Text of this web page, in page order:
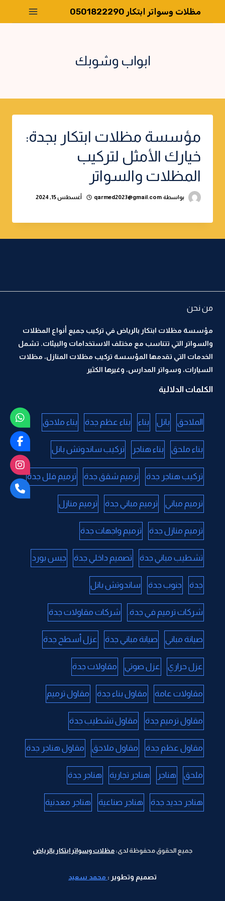
مظلات وسواتر ابتكار 0501822290
ابواب وشوبك
مؤسسة مظلات ابتكار بجدة:
خيارك الأمثل لتركيب
المظلات والسواتر
بواسطة qarmed2023@gmail.com أغسطس 15, 2024
من نحن
مؤسسة مظلات ابتكار بالرياض في تركيب جميع أنواع المظلات
والسواتر التي تتناسب مع مختلف الاستخدامات والبيئات. تشمل
الخدمات التي تقدمها المؤسسة تركيب مظلات المنازل، مظلات
السيارات، وسواتر المدارس، وغيرها الكثير
الكلمات الدلالية
الملاحق بانل بناء بناء عظم جدة بناء ملاحق
بناء ملحق بناء هناجر تركيب ساندوتش بانل
تركيب هناجر جدة ترميم شقق جدة ترميم فلل جدة
ترميم مباني ترميم مباني جدة ترميم منازل
ترميم منازل جدة ترميم واجهات جدة
تشطيب مباني جدة تصميم داخلي جدة جبس بورد
جدة جنوب جدة ساندوتش بانل
شركات ترميم في جدة. شركات مقاولات جدة
صيانة مباني صيانة مباني جدة عزل أسطح جدة
عزل حراري عزل صوتي مقاولات جدة
مقاولات عامة مقاول بناء جدة مقاول ترميم
مقاول ترميم جدة مقاول تشطيب جدة
مقاول عظم جدة مقاول ملاحق مقاول هناجر جدة
ملحق هناجر هناجر تجارية هناجر جدة
هناجر حديد جدة هناجر صناعية هناجر معدنية
جميع الحقوق محفوظة لدى: مظلات وسواتر ابتكار بالرياض
تصميم وتطوير : محمد سعيد